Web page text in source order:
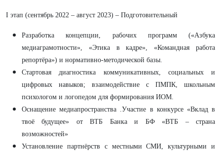
I этап (сентябрь 2022 – август 2023) – Подготовительный
Разработка концепции, рабочих программ («Азбука
медиаграмотности», «Этика в кадре», «Командная работа
репортёра») и нормативно-методической базы.
Стартовая диагностика коммуникативных, социальных и
цифровых навыков; взаимодействие с ПМПК, школьным
психологом и логопедом для формирования ИОМ.
Оснащение медиапространства .Участие в конкурсе «Вклад в
твоё будущее» от ВТБ Банка и БФ «ВТБ – страна
возможностей»
Установление партнёрств с местными СМИ, культурными и